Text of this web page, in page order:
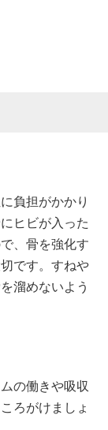
負担がかかり
ヒビが入った
、骨を強化す
です。すねや
溜めないよう
の働きや吸収
ろがけましょ